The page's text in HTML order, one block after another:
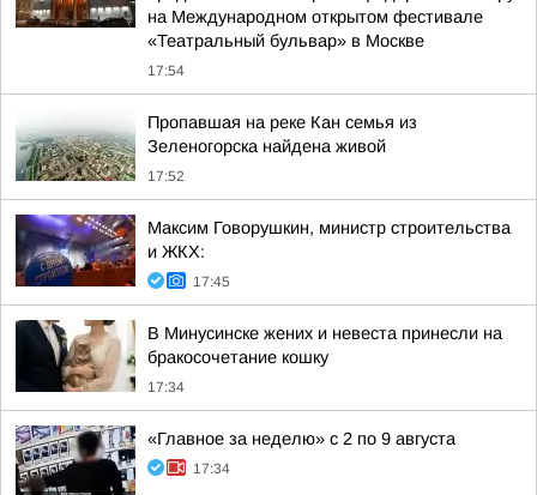
на Международном открытом фестивале
«Театральный бульвар» в Москве
17:54
Пропавшая на реке Кан семья из
Зеленогорска найдена живой
17:52
Максим Говорушкин, министр строительства
и ЖКХ:
17:45
В Минусинске жених и невеста принесли на
бракосочетание кошку
17:34
«Главное за неделю» с 2 по 9 августа
17:34